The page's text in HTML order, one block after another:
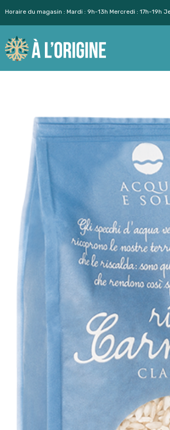
Aller
au
contenu
Horaire du magasin : Mardi : 9h-13h Mercredi : 17h-19h